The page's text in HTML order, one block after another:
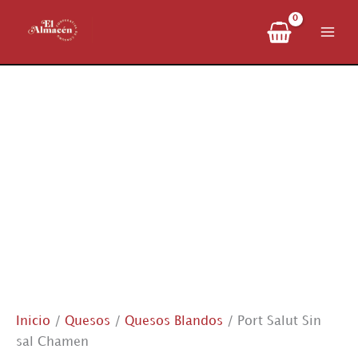
Inicio / Quesos / Quesos Blandos / Port Salut Sin
sal Chamen